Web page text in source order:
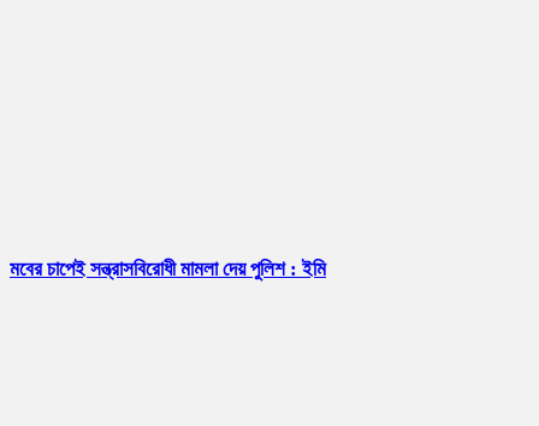
মবের চাপেই সন্ত্রাসবিরোধী মামলা দেয় পুলিশ : ইমি